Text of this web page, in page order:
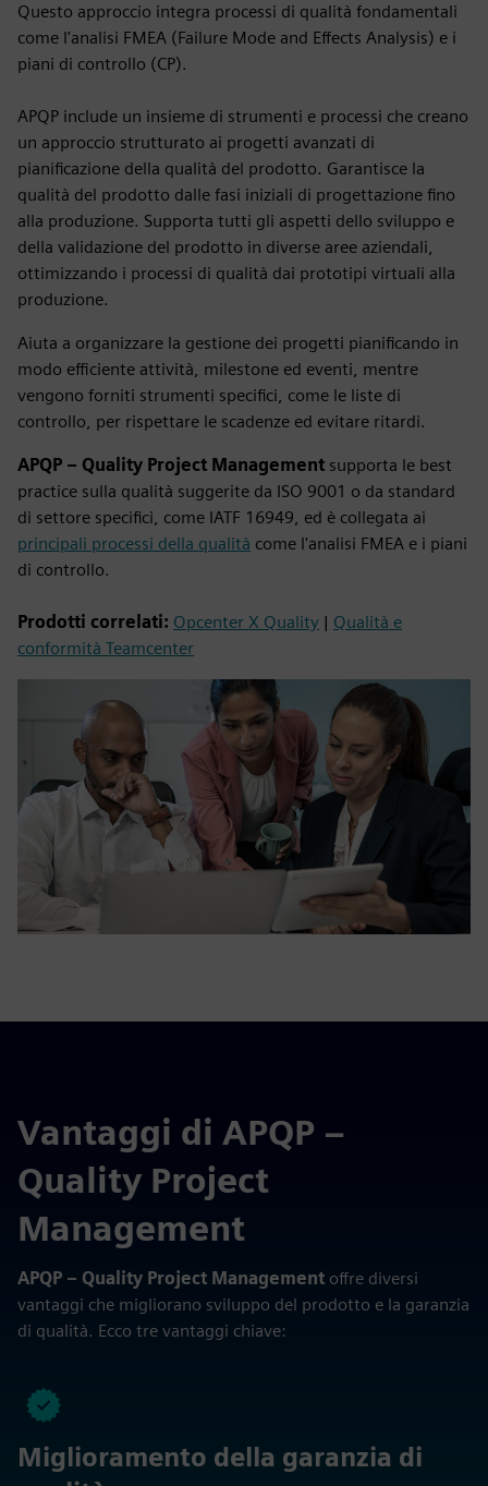
Questo approccio integra processi di qualità fondamentali
come l'analisi FMEA (Failure Mode and Effects Analysis) e i
piani di controllo (CP).
APQP include un insieme di strumenti e processi che creano
un approccio strutturato ai progetti avanzati di
pianificazione della qualità del prodotto. Garantisce la
qualità del prodotto dalle fasi iniziali di progettazione fino
alla produzione. Supporta tutti gli aspetti dello sviluppo e
della validazione del prodotto in diverse aree aziendali,
ottimizzando i processi di qualità dai prototipi virtuali alla
produzione.
Aiuta a organizzare la gestione dei progetti pianificando in
modo efficiente attività, milestone ed eventi, mentre
vengono forniti strumenti specifici, come le liste di
controllo, per rispettare le scadenze ed evitare ritardi.
APQP – Quality Project Management supporta le best
practice sulla qualità suggerite da ISO 9001 o da standard
di settore specifici, come IATF 16949, ed è collegata ai
principali processi della qualità come l'analisi FMEA e i piani
di controllo.
Prodotti correlati: Opcenter X Quality | Qualità e
conformità Teamcenter
Vantaggi di APQP –
Quality Project
Management
APQP – Quality Project Management offre diversi
vantaggi che migliorano sviluppo del prodotto e la garanzia
di qualità. Ecco tre vantaggi chiave:
Miglioramento della garanzia di